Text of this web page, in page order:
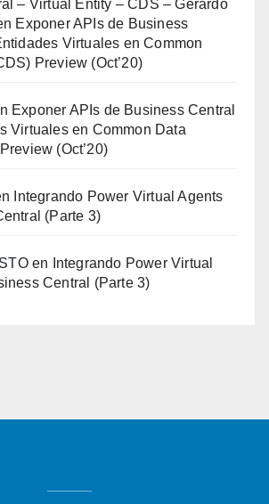
– Virtual Entity – CDS – Gerardo
Exponer APIs de Business
Virtuales en Common
Preview (Oct’20)
Exponer APIs de Business Central
Virtuales en Common Data
(Oct’20)
Integrando Power Virtual Agents
(Parte 3)
en
Integrando Power Virtual
Central (Parte 3)